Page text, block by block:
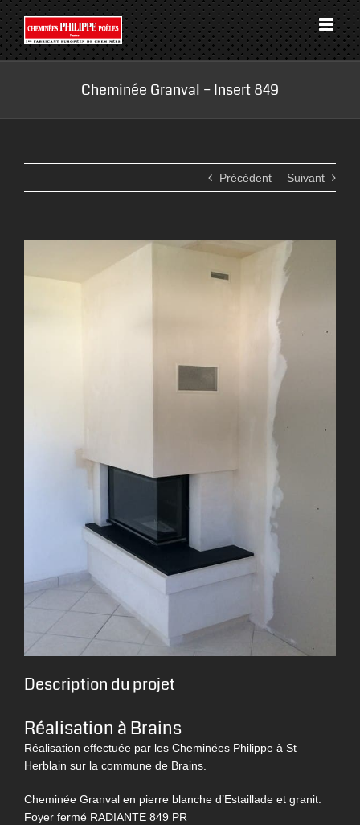
Passer
au
contenu
Cheminée Granval – Insert 849
Précédent Suivant
Description du projet
Réalisation à Brains
Réalisation effectuée par les Cheminées Philippe à St
Herblain sur la commune de Brains.
Cheminée Granval en pierre blanche d’Estaillade et granit.
Foyer fermé RADIANTE 849 PR